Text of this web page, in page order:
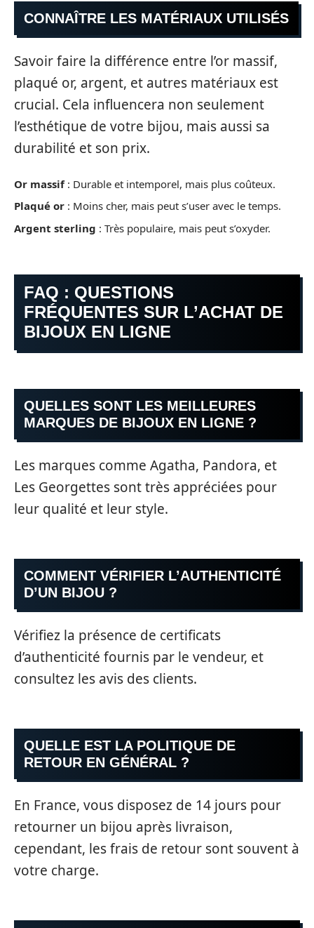
CONNAÎTRE LES MATÉRIAUX UTILISÉS
Savoir faire la différence entre l’or massif,
plaqué or, argent, et autres matériaux est
crucial. Cela influencera non seulement
l’esthétique de votre bijou, mais aussi sa
durabilité et son prix.
Or massif: Durable et intemporel, mais plus coûteux.
Plaqué or : Moins cher, mais peut s’user avec le temps.
Argent sterling : Très populaire, mais peut s’oxyder.
FAQ : QUESTIONS
FRÉQUENTES SUR L’ACHAT DE
BIJOUX EN LIGNE
QUELLES SONT LES MEILLEURES
MARQUES DE BIJOUX EN LIGNE ?
Les marques comme Agatha, Pandora, et
Les Georgettes sont très appréciées pour
leur qualité et leur style.
COMMENT VÉRIFIER L’AUTHENTICITÉ
D’UN BIJOU ?
Vérifiez la présence de certificats
d’authenticité fournis par le vendeur, et
consultez les avis des clients.
QUELLE EST LA POLITIQUE DE
RETOUR EN GÉNÉRAL ?
En France, vous disposez de 14 jours pour
retourner un bijou après livraison,
cependant, les frais de retour sont souvent à
votre charge.